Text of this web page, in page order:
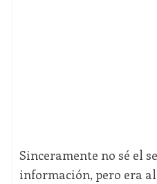
Sinceramente no sé el
información, pero era